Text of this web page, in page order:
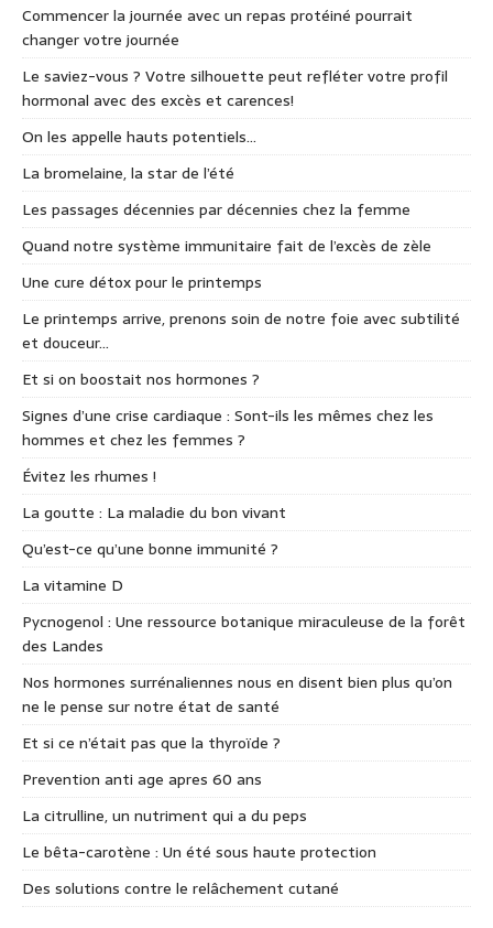
Commencer la journée avec un repas protéiné pourrait
changer votre journée
Le saviez-vous ? Votre silhouette peut refléter votre profil
hormonal avec des excès et carences!
On les appelle hauts potentiels…
La bromelaine, la star de l’été
Les passages décennies par décennies chez la femme
Quand notre système immunitaire fait de l’excès de zèle
Une cure détox pour le printemps
Le printemps arrive, prenons soin de notre foie avec subtilité
et douceur…
Et si on boostait nos hormones ?
Signes d’une crise cardiaque : Sont-ils les mêmes chez les
hommes et chez les femmes ?
Évitez les rhumes !
La goutte : La maladie du bon vivant
Qu’est-ce qu’une bonne immunité ?
La vitamine D
Pycnogenol : Une ressource botanique miraculeuse de la forêt
des Landes
Nos hormones surrénaliennes nous en disent bien plus qu’on
ne le pense sur notre état de santé
Et si ce n’était pas que la thyroïde ?
Prevention anti age apres 60 ans
La citrulline, un nutriment qui a du peps
Le bêta-carotène : Un été sous haute protection
Des solutions contre le relâchement cutané